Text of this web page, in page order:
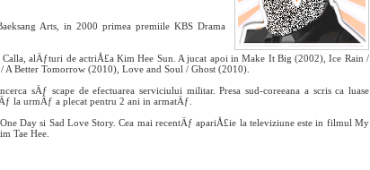
Arts, in 2000 primea premiile KBS Drama
alÄƒturi de actriÅ£a Kim Hee Sun. A jucat apoi in Make It Big (2002), Ice Rain /
Better Tomorrow (2010), Love and Soul / Ghost (2010).
sÄƒ scape de efectuarea serviciului militar. Presa sud-coreeana a scris ca luase
la urmÄƒ a plecat pentru 2 ani in armatÄƒ.
Day si Sad Love Story. Cea mai recentÄƒ apariÅ£ie la televiziune este in filmul My
Tae Hee.